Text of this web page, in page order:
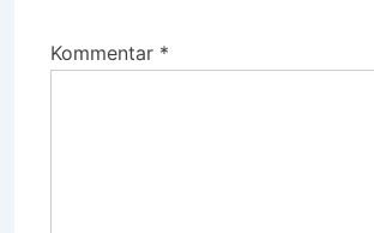
Kommentar *